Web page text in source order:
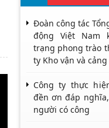
Đoàn công tác
động Việt Nam
trạng phong trào
ty Kho vận và cảng
Công ty thực
đền ơn đáp
người có công